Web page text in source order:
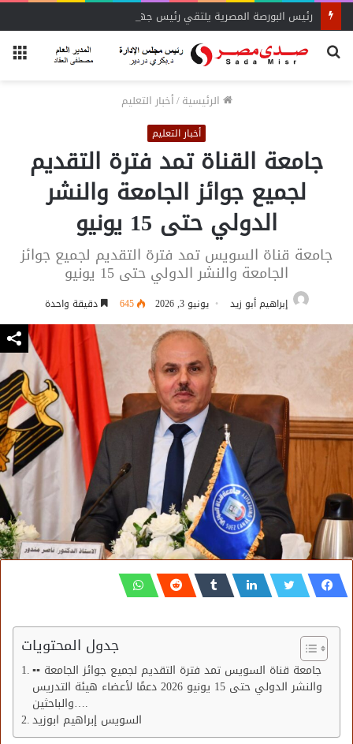
رئيس البورصة المصرية يلتقي رئيس جهاز التمثيل التجاري
بحث
الرئيسية/أخبار التعليم
أخبار التعليم
جامعة القناة تمد فترة التقديم
لجميع جوائز الجامعة والنشر
الدولي حتى 15 يونيو
جامعة قناة السويس تمد فترة التقديم لجميع جوائز
الجامعة والنشر الدولي حتى 15 يونيو
إبراهيم أبو زيد يونيو 3, 2026 645 دقيقة واحدة
جدول المحتويات
▪︎▪︎ جامعة قناة السويس تمد فترة التقديم لجميع جوائز الجامعة
والنشر الدولي حتى 15 يونيو 2026 دعمًا لأعضاء هيئة التدريس
والباحثين….
السويس إبراهيم ابوزيد